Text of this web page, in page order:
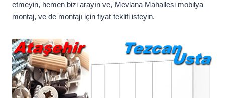
etmeyin, hemen bizi arayın ve, Mevlana Mahallesi mobilya
montaj, ve de montajı için fiyat teklifi isteyin.